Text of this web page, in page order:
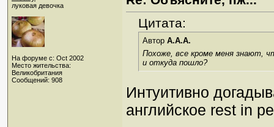
луковая девочка
На форуме с: Oct 2002
Место жительства:
Великобритания
Сообщений: 908
Цитата:
Автор A.A.A.
Похоже, все кроме меня знают,
и откуда пошло?
Интуитивно
английское rest in